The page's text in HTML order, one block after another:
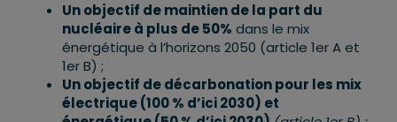
Un objectif de maintien de la part du
nucléaire à plus de 50% dans le mix
énergétique à l’horizons 2050 (article 1er A et
1er B) ;
Un objectif de décarbonation pour les mix
électrique (100 % d’ici 2030) et